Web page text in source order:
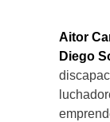
Aitor
Diego